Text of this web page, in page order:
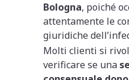
Bologna, poiché
attentamente le
giuridiche
Molti clienti si
verificare se una